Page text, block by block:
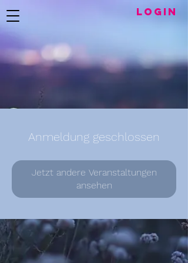
LogIN
Anmeldung geschlossen
Jetzt andere Veranstaltungen
ansehen